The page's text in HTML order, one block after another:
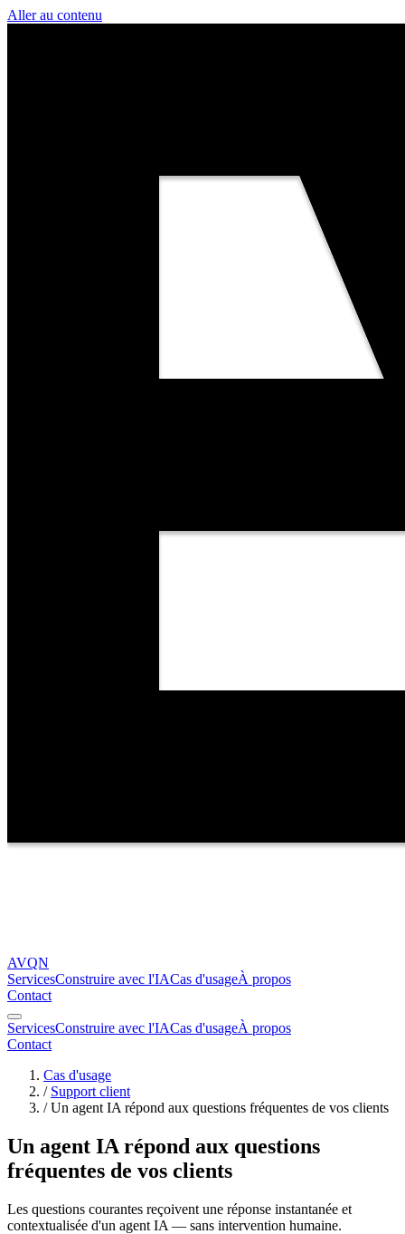
Aller au contenu
AVQN
ServicesConstruire avec l'IACas d'usageÀ propos
Contact
ServicesConstruire avec l'IACas d'usageÀ propos
Contact
Cas d'usage
/ Support client
/Un agent IA répond aux questions fréquentes de vos clients
Un agent IA répond aux questions
fréquentes de vos clients
Les questions courantes reçoivent une réponse instantanée et
contextualisée d'un agent IA — sans intervention humaine.